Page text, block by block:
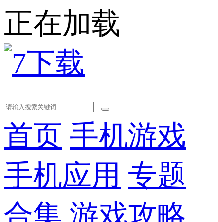
正在加载
首页 手机游戏
手机应用 专题
合集 游戏攻略